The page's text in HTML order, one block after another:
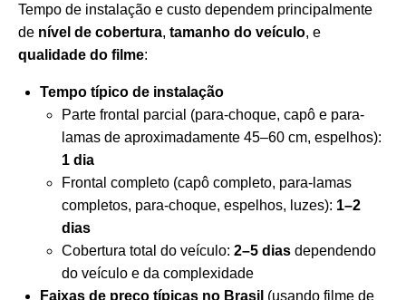
Tempo de instalação e custo dependem principalmente
de nível de cobertura, tamanho do veículo, e
qualidade do filme:
Tempo típico de instalação
Parte frontal parcial (para-choque, capô e para-
lamas de aproximadamente 45–60 cm, espelhos):
1 dia
Frontal completo (capô completo, para-lamas
completos, para-choque, espelhos, luzes): 1–2
dias
Cobertura total do veículo: 2–5 dias dependendo
do veículo e da complexidade
Faixas de preço típicas no Brasil (usando filme de